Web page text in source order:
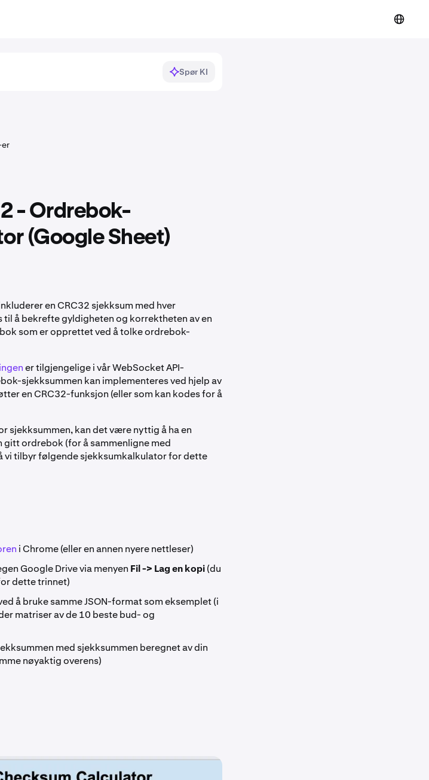
Spør KI
- Ordrebok-
(Google Sheet)
en CRC32 sjekksum med hver
å bekrefte gyldigheten og korrektheten av en
som er opprettet ved å tolke ordrebok-
er tilgjengelige i vår WebSocket API-
sjekksummen kan implementeres ved hjelp av
en CRC32-funksjon (eller som kan kodes for å
sjekksummen, kan det være nyttig å ha en
ordrebok (for å sammenligne med
vi tilbyr følgende sjekksumkalkulator for dette
i Chrome (eller en annen nyere nettleser)
Google Drive via menyen Fil -> Lag en kopi(du
dette trinnet)
å bruke samme JSON-format som eksemplet (i
matriser av de 10 beste bud- og
med sjekksummen beregnet av din
nøyaktig overens)